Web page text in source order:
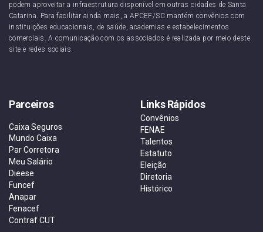
podem aproveitar a infraestrutura disponível em outras cidades de Santa
Catarina. Para facilitar ainda mais, a APCEF/SC mantém convênios com
instituições educacionais, de saúde, academias e estabelecimentos
comerciais. A comunicação com os associados é realizada por meio deste
site e redes sociais.
Parceiros
Caixa Seguros
Mundo Caixa
Par Corretora
Meu Salário
Dieese
Funcef
Anapar
Fenacef
Contraf CUT
Links Rápidos
Convênios
FENAE
Talentos
Estatuto
Eleição
Diretoria
Histórico